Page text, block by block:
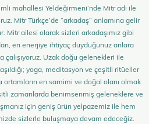
mahallesi Yeldeğirmeni’nde Mitr adı ile
Mitr Türkçe’de “arkadaş” anlamına gelir
Mitr ailesi olarak sizleri arkadaşımız gibi
en enerjiye ihtiyaç duyduğunuz anlara
çalışıyoruz. Uzak doğu gelenekleri ile
yoga, meditasyon ve çeşitli ritüeller
ortamların en samimi ve doğal olanı olmak
zamanlarda benimsenmiş geleneklere ve
için geniş ürün yelpazemiz ile hem
sizlerle buluşmaya devam edeceğiz.